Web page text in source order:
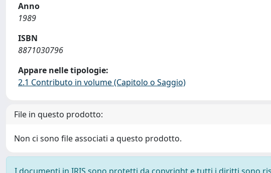
Anno
1989
ISBN
8871030796
Appare nelle tipologie:
2.1 Contributo in volume (Capitolo o Saggio)
File in questo prodotto:
Non ci sono file associati a questo prodotto.